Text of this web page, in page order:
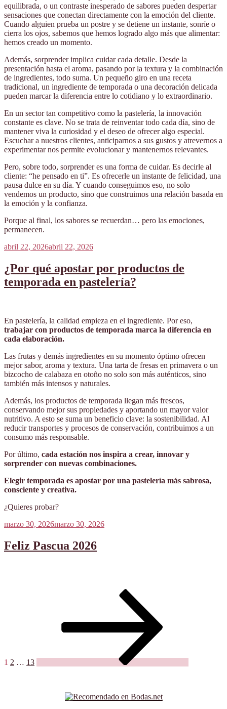
equilibrada, o un contraste inesperado de sabores pueden despertar
sensaciones que conectan directamente con la emoción del cliente.
Cuando alguien prueba un postre y se detiene un instante, sonríe o
cierra los ojos, sabemos que hemos logrado algo más que alimentar:
hemos creado un momento.
Además, sorprender implica cuidar cada detalle. Desde la
presentación hasta el aroma, pasando por la textura y la combinación
de ingredientes, todo suma. Un pequeño giro en una receta
tradicional, un ingrediente de temporada o una decoración delicada
pueden marcar la diferencia entre lo cotidiano y lo extraordinario.
En un sector tan competitivo como la pastelería, la innovación
constante es clave. No se trata de reinventar todo cada día, sino de
mantener viva la curiosidad y el deseo de ofrecer algo especial.
Escuchar a nuestros clientes, anticiparnos a sus gustos y atrevernos a
experimentar nos permite evolucionar y mantenernos relevantes.
Pero, sobre todo, sorprender es una forma de cuidar. Es decirle al
cliente: “he pensado en ti”. Es ofrecerle un instante de felicidad, una
pausa dulce en su día. Y cuando conseguimos eso, no solo
vendemos un producto, sino que construimos una relación basada en
la emoción y la confianza.
Porque al final, los sabores se recuerdan… pero las emociones,
permanecen.
Publicado
abril 22, 2026abril 22, 2026
¿Por qué apostar por productos de
temporada en pastelería?
En pastelería, la calidad empieza en el ingrediente. Por eso,
trabajar con productos de temporada marca la diferencia en
cada elaboración.
Las frutas y demás ingredientes en su momento óptimo ofrecen
mejor sabor, aroma y textura. Una tarta de fresas en primavera o un
bizcocho de calabaza en otoño no solo son más auténticos, sino
también más intensos y naturales.
Además, los productos de temporada llegan más frescos,
conservando mejor sus propiedades y aportando un mayor valor
nutritivo. A esto se suma un beneficio clave: la sostenibilidad. Al
reducir transportes y procesos de conservación, contribuimos a un
consumo más responsable.
Por último, cada estación nos inspira a crear, innovar y
sorprender con nuevas combinaciones.
Elegir temporada es apostar por una pastelería más sabrosa,
consciente y creativa.
¿Quieres probar?
Publicado
marzo 30, 2026marzo 30, 2026
Feliz Pascua 2026
1 2 … 13